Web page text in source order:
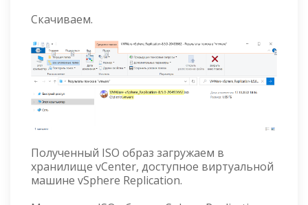
Скачиваем.
Полученный ISO образ загружаем в
хранилище vCenter, доступное виртуальной
машине vSphere Replication.